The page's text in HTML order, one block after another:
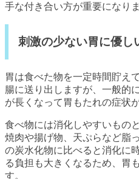
手な付き合い方が重要になりま
刺激の少ない胃に優し
胃は食べた物を一定時間貯え
腸に送り出しますが、一般的
が長くなって胃もたれの症状
食べ物には消化しやすいもの
焼肉や揚げ物、天ぷらなど脂
の炭水化物に比べると消化に
る負担も大きくなるため、胃
す。